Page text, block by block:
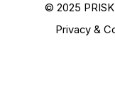
© 2025
Privacy &